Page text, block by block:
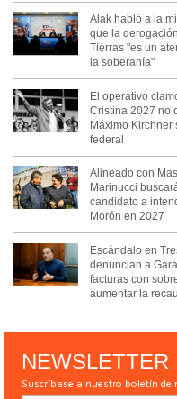
Alak habló a la
que la
Tierras "es un
la soberanía"
El operativo
Cristina 2027 no
Máximo Kirchner
federal
Alineado con
Marinucci
candidato a
Morón en 2027
Escándalo en
denuncian a
facturas con
aumentar la
NEWSLETTER
Suscríbase a nuestro boletín de